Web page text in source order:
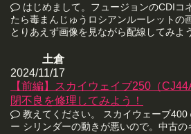
はじめまして。フュージョンのCDIコ
たら毒まんじゅうロシアンルーレットの
とりあえず画像を見ながら配線してみよ
土倉
2024/11/17
【前編】スカイウェイブ250（
閉不良を修理してみよう！
教えてください。 スカイウェーブ400
ー シリンダーの動きが悪いので。中古